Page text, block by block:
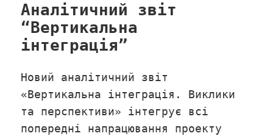
Аналітичний звіт
“Вертикальна
інтеграція”
Новий аналітичний звіт
«Вертикальна інтеграція. Виклики
та перспективи» інтегрує всі
попередні напрацювання проекту